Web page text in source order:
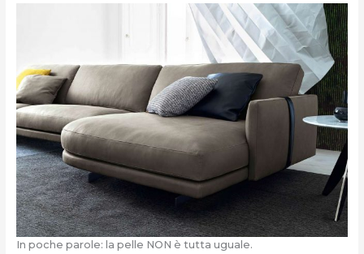
In poche parole: la pelle NON è tutta uguale.